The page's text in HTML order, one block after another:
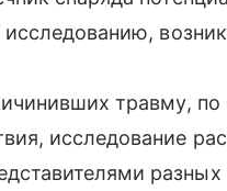
исследованию,
травму,
исследование